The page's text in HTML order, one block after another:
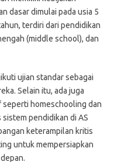
dasar dimulai pada usia 5
terdiri dari pendidikan
(middle school), dan
ujian standar sebagai
Selain itu, ada juga
seperti homeschooling dan
pendidikan di AS
keterampilan kritis
untuk mempersiapkan